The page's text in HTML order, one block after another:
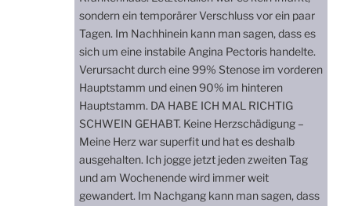
sondern ein temporärer Verschluss vor ein paar
Tagen. Im Nachhinein kann man sagen, dass es
sich um eine instabile Angina Pectoris handelte.
Verursacht durch eine 99% Stenose im vorderen
Hauptstamm und einen 90% im hinteren
Hauptstamm. DA HABE ICH MAL RICHTIG
SCHWEIN GEHABT. Keine Herzschädigung –
Meine Herz war superfit und hat es deshalb
ausgehalten. Ich jogge jetzt jeden zweiten Tag
und am Wochenende wird immer weit
gewandert. Im Nachgang kann man sagen, dass